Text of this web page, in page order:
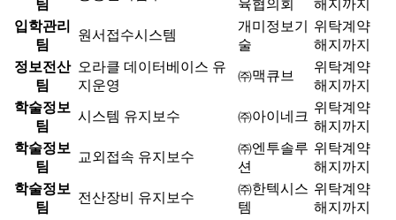
팀
육협의회
해지까지
입학관리
팀
원서접수시스템
개미정보기
술
위탁계약
해지까지
정보전산
팀
오라클 데이터베이스 유
지운영
㈜맥큐브
위탁계약
해지까지
학술정보
팀
시스템 유지보수 ㈜아이네크
위탁계약
해지까지
학술정보
팀
교외접속 유지보수
㈜엔투솔루
션
위탁계약
해지까지
학술정보
팀
전산장비 유지보수
㈜한텍시스
템
위탁계약
해지까지